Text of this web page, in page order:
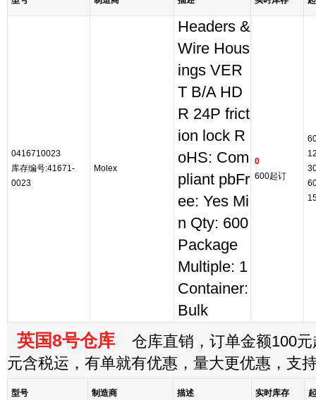
0416710023
库存编号:41671-
0023
Molex
Headers &
Wire Hous
ings VER
T B/A HD
R 24P frict
ion lock R
oHS: Com
pliant pbFr
ee: Yes Mi
n Qty: 600
Package
Multiple: 1
Container:
Bulk
0
600起订
英国8号仓库 仓库直销，订单金额100元
元含税运，有单就有优惠，量大更优惠，支
型号 制造商 描述 实时库存